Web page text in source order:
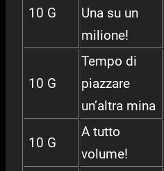
10 G
Una su un
milione!
10 G
Tempo di
piazzare
un’altra mina
10 G
A tutto
volume!